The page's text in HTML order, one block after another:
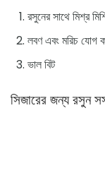
রসুনের সাথে মিশ্র
লবণ এবং মরিচ যোগ
ভাল বিট
সিজারের জন্য রসুন